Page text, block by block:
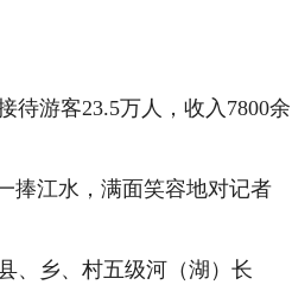
游客23.5万人，收入7800余
江水，满面笑容地对记者
乡、村五级河（湖）长